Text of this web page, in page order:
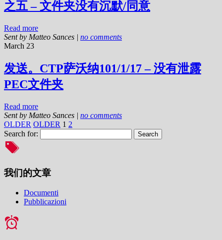
之五 – 文件夹没有沉默/同意
Read more
Sent by Matteo Sances | no comments
March 23
发送。CTP萨沃纳101/1/17 – 没有泄露
PEC文件夹
Read more
Sent by Matteo Sances | no comments
OLDER OLDER 1 2
Search for:
我们的文章
Documenti
Pubblicazioni